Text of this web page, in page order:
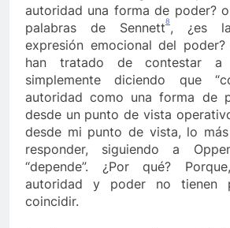
autoridad una forma de poder?
palabras de Sennett8, ¿es
expresión emocional del
han tratado de contestar a
simplemente diciendo que
autoridad como una forma de
desde un punto de vista
desde mi punto de vista, lo
responder, siguiendo a
“depende”. ¿Por qué?
autoridad y poder no tienen
coincidir.